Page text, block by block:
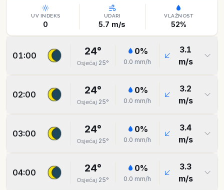
UV INDEKS
0
UDARI
5.7 m/s
VLAŽNOST
52%
01:00 24°
Osjećaj 25°
0%
0.0 mm/h
3.1
m/s
02:00 24°
Osjećaj 25°
0%
0.0 mm/h
3.2
m/s
03:00 24°
Osjećaj 25°
0%
0.0 mm/h
3.4
m/s
04:00 24°
Osjećaj 25°
0%
0.0 mm/h
3.3
m/s